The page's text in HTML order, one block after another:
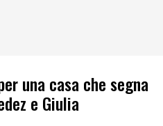
una casa che segna
e Giulia